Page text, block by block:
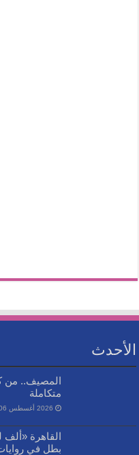
الأحدث
المصيف.. من
متكاملة
2026 أغسطس 06
القاهرة «ألف
بطل في